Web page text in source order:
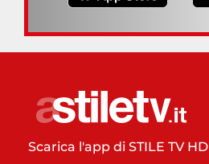
Scarica l'app di STILE TV HD